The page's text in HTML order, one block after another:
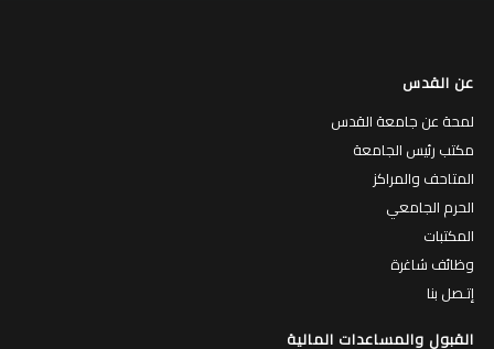
عن القدس
لمحة عن جامعة القدس
مكتب رئيس الجامعة
المتاحف والمراكز
الحرم الجامعي
المكتبات
وظائف شاغرة
إتـصل بنا
القبول والمساعدات المالية